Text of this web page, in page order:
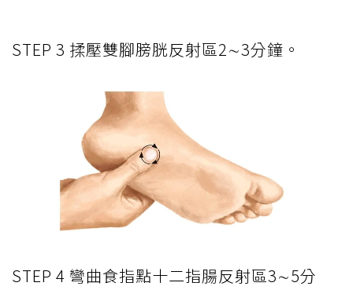
STEP 3 揉壓雙腳膀胱反射區2∼3分鐘。
STEP 4 彎曲食指點十二指腸反射區3∼5分